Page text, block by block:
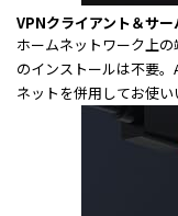
VPNクライアント＆サ
ホームネットワーク上
のインストールは不要
ネットを併用してお使い